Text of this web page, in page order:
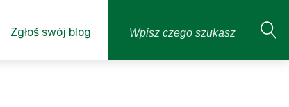
Zgłoś swój blog